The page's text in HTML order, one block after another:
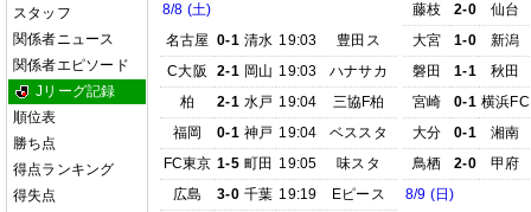
スタッフ
関係者ニュース
関係者エピソード
Jリーグ記録
順位表
勝ち点
得点ランキング
得失点
8/8 (土)
名古屋 0-1 清水 19:03
豊田ス
C大阪
2-1 岡山 19:03
ハナサカ
柏
2-1 水戸 19:04
三協F柏
福岡
0-1 神戸 19:04
ベススタ
FC東京 1-5 町田 19:05
味スタ
広島
3-0 千葉 19:19
Eピース
藤枝
2-0
仙台
大宮
1-0
新潟
磐田
1-1
秋田
宮崎
0-1 横浜FC
大分
0-1
湘南
鳥栖
2-0
甲府
8/9 (日)